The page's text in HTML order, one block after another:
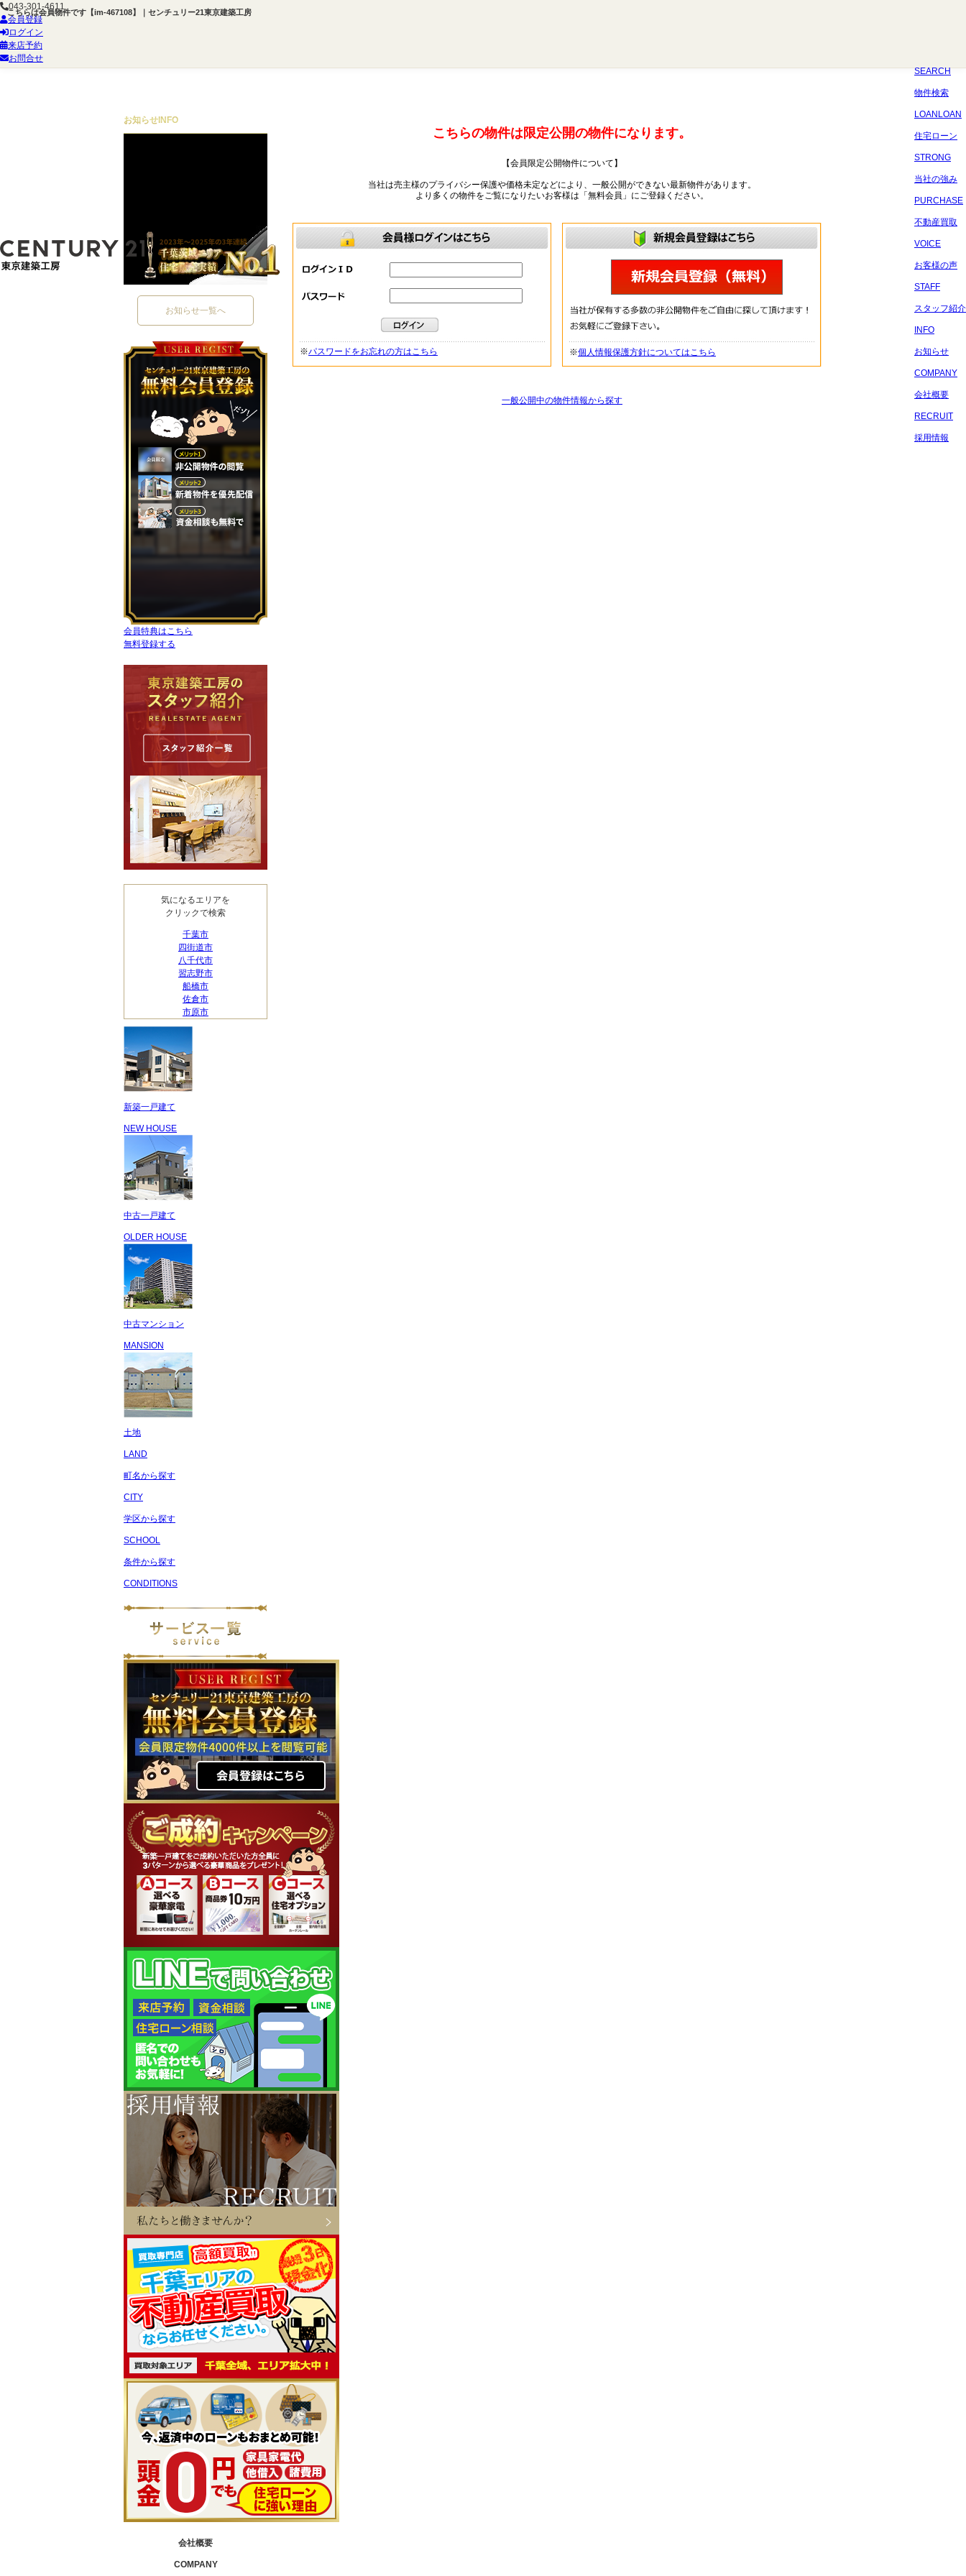
こちらは会員物件です【im-467108】｜センチュリー21東京建築工房
043-301-4611
会員登録
ログイン
来店予約
お問合せ
SEARCH
物件検索
LOANLOAN
住宅ローン
STRONG
当社の強み
PURCHASE
不動産買取
VOICE
お客様の声
STAFF
スタッフ紹介
INFO
お知らせ
COMPANY
会社概要
RECRUIT
採用情報
こちらの物件は限定公開の物件になります。
【会員限定公開物件について】
当社は売主様のプライバシー保護や価格未定などにより、一般公開ができない最新物件があります。
より多くの物件をご覧になりたいお客様は「無料会員」にご登録ください。
※パスワードをお忘れの方はこちら ※個人情報保護方針についてはこちら
一般公開中の物件情報から探す
お知らせ INFO
お知らせ一覧へ
会員特典はこちら
無料登録する
気になるエリアを
クリックで検索
千葉市
四街道市
八千代市
習志野市
船橋市
佐倉市
市原市
新築一戸建て
NEW HOUSE
中古一戸建て
OLDER HOUSE
中古マンション
MANSION
土地
LAND
町名から探す
CITY
学区から探す
SCHOOL
条件から探す
CONDITIONS
会社概要
COMPANY